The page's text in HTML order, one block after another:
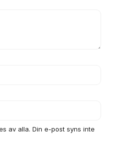
av alla. Din e-post syns inte